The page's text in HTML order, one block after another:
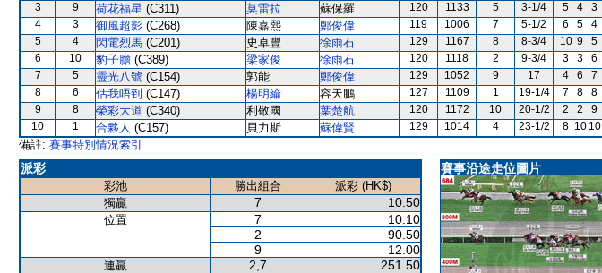
3
9 荷花福星 (C311) 莫雷拉 蘇保羅 120 1133 5 3-1/4 5 4 3
4
3 御風超影 (C268) 陳嘉熙 鄭俊偉 119 1006 7 5-1/2 6 5 4
5
4 閃電烈馬 (C201) 史卓豐 徐雨石 129 1167 8 8-3/4 10 9 5
6
10 豹子膽 (C389) 梁家俊 徐雨石 120 1118 2 9-3/4 3 3 6
7
5 靈光八號 (C154) 郭能 鄭俊偉 129 1052 9 17 4 6 7
8
6 估我唔到 (C147) 楊明綸 容天鵬 127 1109 1 19-1/4 7 8 8
9
8 榮彩大道 (C340) 利敬國 葉楚航 120 1172 10 20-1/2 2 2 9
10
1 合夥人 (C157) 貝力斯 蘇偉賢 129 1014 4 23-1/2 8 10 10
備註: 賽事特別情況索引
派彩
彩池 勝出組合
派彩 (HK$)
獨贏
7 10.50
位置 7
10.10
2
90.50
9
12.00
連贏 2,7 251.50
賽事沿途走位圖片